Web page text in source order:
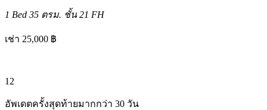
1 Bed 35 ตรม. ชั้น 21 FH
เช่า 25,000 ฿
12
อัพเดตครั้งสุดท้ายมากกว่า 30 วัน